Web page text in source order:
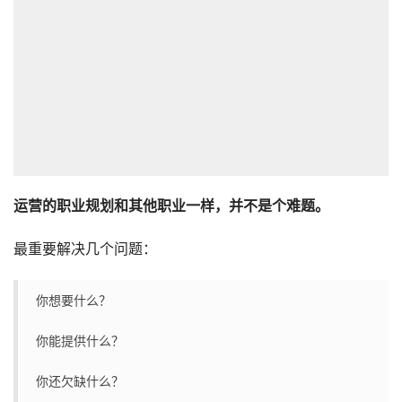
运营的职业规划和其他职业一样，并不是个难题。
最重要解决几个问题：
你想要什么？
你能提供什么？
你还欠缺什么？